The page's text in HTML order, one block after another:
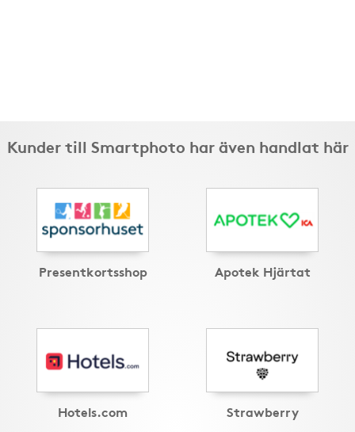
Kunder till Smartphoto har även handlat här
Presentkortsshop Apotek Hjärtat
Hotels.com Strawberry